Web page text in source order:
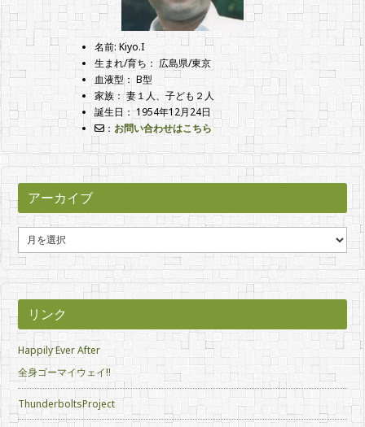
名前: Kiyo.I
生まれ/育ち： 広島県/東京
血液型： B型
家族： 妻１人、子ども２人
誕生日： 1954年12月24日
： お問い合わせはこちら
アーカイブ
ー
カ
イ
リンク
Happily Ever After
全身ゴーマイウェイ!!
ThunderboltsProject